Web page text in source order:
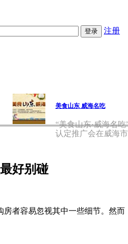
注册
美食山东 威海名吃
“美食山东·威海名吃
认定推广会在威海
好别碰
容易忽视其中一些细节。然而